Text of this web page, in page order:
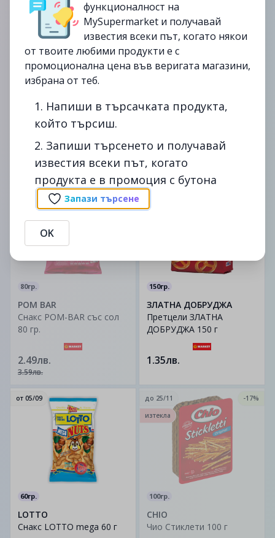
255гр.
Чипс CHIO сметана и лук
255 г
3.99лв.
5.99лв.
Чипс CHIO паприка 255 г
5.99лв.
80гр.
POM BAR
Снакс POM-BAR със сол
80 гр.
2.49лв.
3.59лв.
31/03
-31%
изтекла
150гр.
ЗЛАТНА ДОБРУДЖА
Претцели ЗЛАТНА
ДОБРУДЖА 150 г
1.35лв.
от
60гр.
LOTTO
Снакс LOTTO mega 60 г
от 05/09
100гр.
CHIO
Чио Стиклети 100 г
до 25/11
-17%
изтекла
функционалност на
MySupermarket и получавай
известия всеки път, когато някои
от твоите любими продукти е с
промоционална цена във веригата магазини,
избрана от теб.
1. Напиши в търсачката продукта,
който търсиш.
2. Запиши търсенето и получавай
известия всеки път, когато
продукта е в промоция с бутона
Запази търсене
OK